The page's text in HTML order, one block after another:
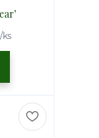
/ks